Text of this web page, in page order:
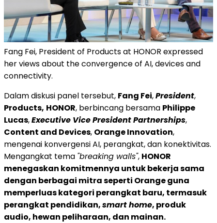
Fang Fei, President of Products at HONOR expressed
her views about the convergence of AI, devices and
connectivity.
Dalam diskusi panel tersebut, Fang Fei,President,
Products, HONOR, berbincang bersama Philippe
Lucas,Executive Vice President Partnerships,
Content and Devices, Orange Innovation,
mengenai konvergensi AI, perangkat, dan konektivitas.
Mengangkat tema "breaking walls", HONOR
menegaskan komitmennya untuk bekerja sama
dengan berbagai mitra seperti Orange guna
memperluas kategori perangkat baru, termasuk
perangkat pendidikan,smart home, produk
audio, hewan peliharaan, dan mainan.